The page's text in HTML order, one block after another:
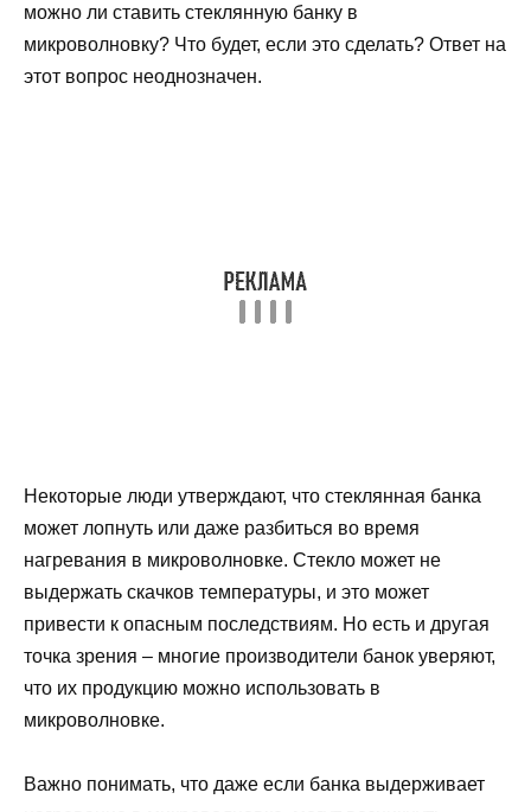
можно ли ставить стеклянную банку в
микроволновку? Что будет, если это сделать? Ответ на
этот вопрос неоднозначен.
Некоторые люди утверждают, что стеклянная банка
может лопнуть или даже разбиться во время
нагревания в микроволновке. Стекло может не
выдержать скачков температуры, и это может
привести к опасным последствиям. Но есть и другая
точка зрения – многие производители банок уверяют,
что их продукцию можно использовать в
микроволновке.
Важно понимать, что даже если банка выдерживает